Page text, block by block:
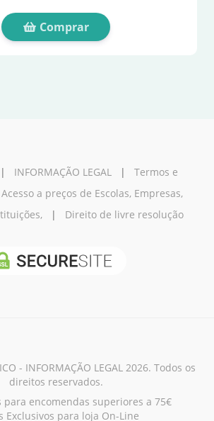
Comprar
INFORMAÇÃO LEGAL | Termos e
Acesso a preços de Escolas, Empresas,
| Direito de livre resolução
- INFORMAÇÃO LEGAL 2026. Todos os
direitos reservados.
para encomendas superiores a 75€
Exclusivos para loja On-Line